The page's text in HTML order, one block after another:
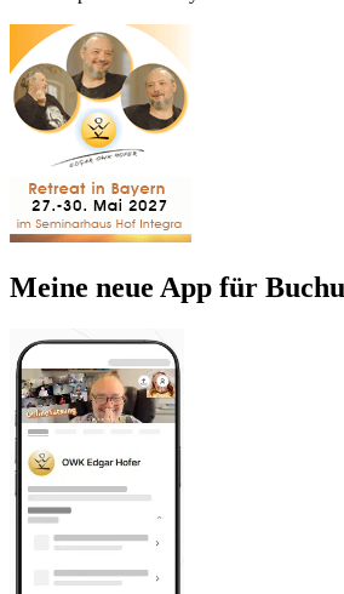
Meine neue App für